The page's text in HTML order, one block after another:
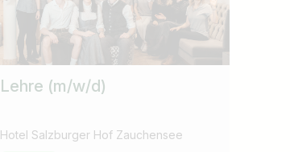
Lehre (m/w/d)
Hotel Salzburger Hof Zauchensee